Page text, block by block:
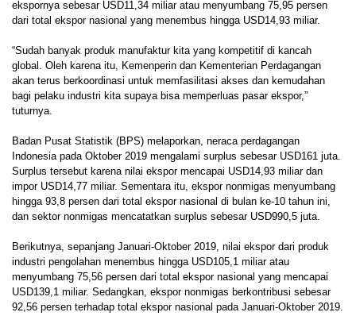
ekspornya sebesar USD11,34 miliar atau menyumbang 75,95 persen
dari total ekspor nasional yang menembus hingga USD14,93 miliar.
“Sudah banyak produk manufaktur kita yang kompetitif di kancah
global. Oleh karena itu, Kemenperin dan Kementerian Perdagangan
akan terus berkoordinasi untuk memfasilitasi akses dan kemudahan
bagi pelaku industri kita supaya bisa memperluas pasar ekspor,”
tuturnya.
Badan Pusat Statistik (BPS) melaporkan, neraca perdagangan
Indonesia pada Oktober 2019 mengalami surplus sebesar USD161 juta.
Surplus tersebut karena nilai ekspor mencapai USD14,93 miliar dan
impor USD14,77 miliar. Sementara itu, ekspor nonmigas menyumbang
hingga 93,8 persen dari total ekspor nasional di bulan ke-10 tahun ini,
dan sektor nonmigas mencatatkan surplus sebesar USD990,5 juta.
Berikutnya, sepanjang Januari-Oktober 2019, nilai ekspor dari produk
industri pengolahan menembus hingga USD105,1 miliar atau
menyumbang 75,56 persen dari total ekspor nasional yang mencapai
USD139,1 miliar. Sedangkan, ekspor nonmigas berkontribusi sebesar
92,56 persen terhadap total ekspor nasional pada Januari-Oktober 2019.